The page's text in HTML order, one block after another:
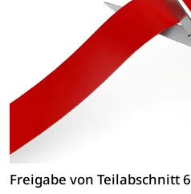
Freigabe von Teilabschnitt 6